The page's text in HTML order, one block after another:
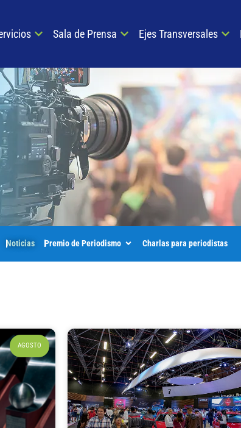
Sala de Prensa Ejes Transversales
Noticias Premio de Periodismo Charlas para periodistas
AGOSTO